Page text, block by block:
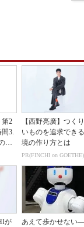
第2
3.
連
【西野亮廣】つく
いものを追求でき
境の作り方とは
PR(FINCHI on GOETHE)
が
あえて歩かせな